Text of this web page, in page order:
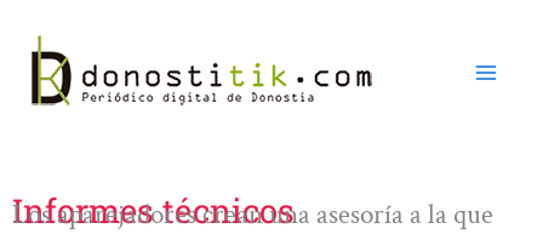
contenido
Informes técnicos
Los aparejadores crean una asesoría a la que